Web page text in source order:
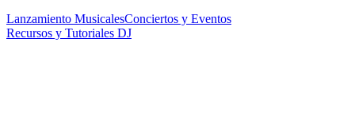
Lanzamiento MusicalesConciertos y Eventos
Recursos y Tutoriales DJ